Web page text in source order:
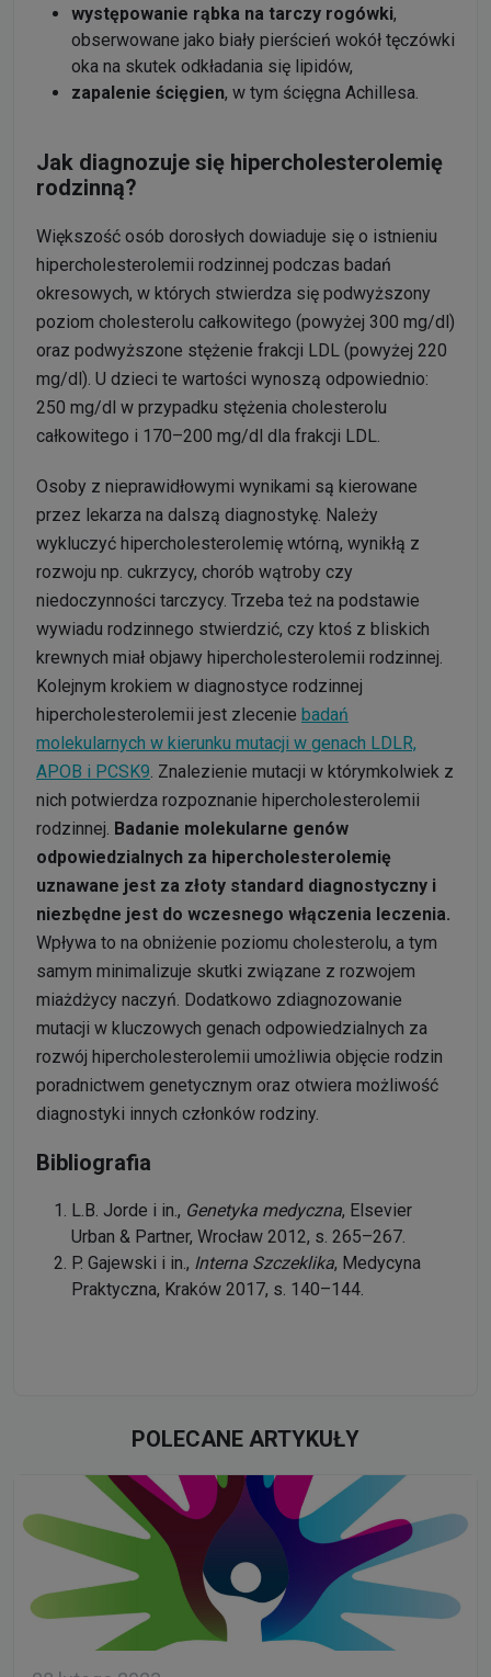
występowanie rąbka na tarczy rogówki,
obserwowane jako biały pierścień wokół tęczówki
oka na skutek odkładania się lipidów,
zapalenie ścięgien, w tym ścięgna Achillesa.
Jak diagnozuje się hipercholesterolemię
rodzinną?
Większość osób dorosłych dowiaduje się o istnieniu
hipercholesterolemii rodzinnej podczas badań
okresowych, w których stwierdza się podwyższony
poziom cholesterolu całkowitego (powyżej 300 mg/dl)
oraz podwyższone stężenie frakcji LDL (powyżej 220
mg/dl). U dzieci te wartości wynoszą odpowiednio:
250 mg/dl w przypadku stężenia cholesterolu
całkowitego i 170–200 mg/dl dla frakcji LDL.
Osoby z nieprawidłowymi wynikami są kierowane
przez lekarza na dalszą diagnostykę. Należy
wykluczyć hipercholesterolemię wtórną, wynikłą z
rozwoju np. cukrzycy, chorób wątroby czy
niedoczynności tarczycy. Trzeba też na podstawie
wywiadu rodzinnego stwierdzić, czy ktoś z bliskich
krewnych miał objawy hipercholesterolemii rodzinnej.
Kolejnym krokiem w diagnostyce rodzinnej
hipercholesterolemii jest zlecenie badań
molekularnych w kierunku mutacji w genach LDLR,
APOB i PCSK9. Znalezienie mutacji w którymkolwiek z
nich potwierdza rozpoznanie hipercholesterolemii
rodzinnej. Badanie molekularne genów
odpowiedzialnych za hipercholesterolemię
uznawane jest za złoty standard diagnostyczny i
niezbędne jest do wczesnego włączenia leczenia.
Wpływa to na obniżenie poziomu cholesterolu, a tym
samym minimalizuje skutki związane z rozwojem
miażdżycy naczyń. Dodatkowo zdiagnozowanie
mutacji w kluczowych genach odpowiedzialnych za
rozwój hipercholesterolemii umożliwia objęcie rodzin
poradnictwem genetycznym oraz otwiera możliwość
diagnostyki innych członków rodziny.
Bibliografia
L.B. Jorde i in., Genetyka medyczna, Elsevier
Urban & Partner, Wrocław 2012, s. 265–267.
P. Gajewski i in., Interna Szczeklika, Medycyna
Praktyczna, Kraków 2017, s. 140–144.
POLECANE ARTYKUŁY